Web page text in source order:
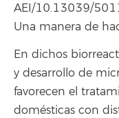
AEI/10.13039/
Una manera de
En dichos
y desarrollo de
favorecen el
domésticas con